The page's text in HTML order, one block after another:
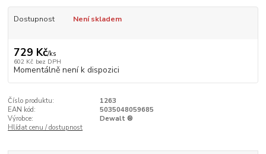
Dostupnost Není skladem
729 Kč/ks
602 Kč bez DPH
Momentálně není k dispozici
Číslo produktu:
1263
EAN kód:
5035048059685
Výrobce:
Dewalt ®
Hlídat cenu / dostupnost